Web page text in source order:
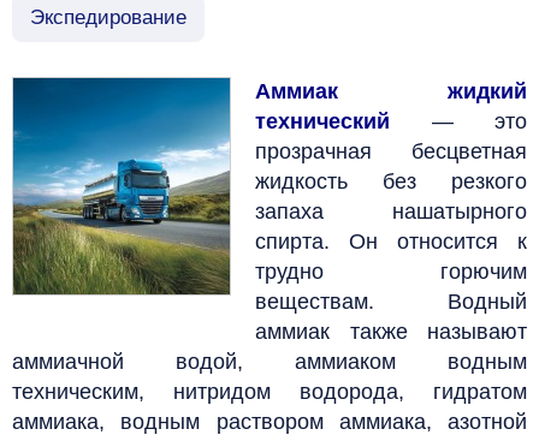
Экспедирование
Аммиак жидкий
технический — это
прозрачная бесцветная
жидкость без резкого
запаха нашатырного
спирта. Он относится к
трудно горючим
веществам. Водный
аммиак также называют
аммиачной водой, аммиаком водным
техническим, нитридом водорода, гидратом
аммиака, водным раствором аммиака, азотной